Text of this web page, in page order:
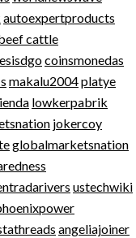
autoexpertproducts
cattle
coinsmonedas
makalu2004platye
lowkerpabrik
jokercoy
globalmarketsnation
ustechwiki
angeliajoiner